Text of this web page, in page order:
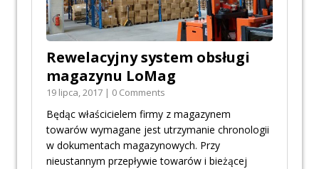
Rewelacyjny system obsługi
magazynu LoMag
19 lipca, 2017 | 0 Comments
Będąc właścicielem firmy z magazynem
towarów wymagane jest utrzymanie chronologii
w dokumentach magazynowych. Przy
nieustannym przepływie towarów i bieżącej